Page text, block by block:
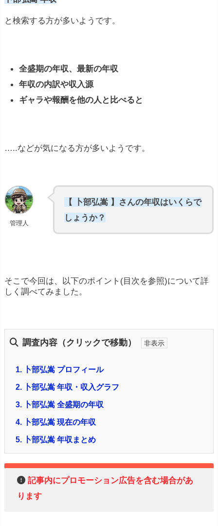
と検索する方が多いようです。
全盛期の年収、最新の年収
年収の内訳や収入源
ギャラや報酬を他の人と比べると
…..などが気になる方が多いようです。
管理人
【 卜部弘嵩 】さんの年収はいくらで
しょうか？
そこで今回は、以下のポイント(目次を参照)について詳
しく調べてみました。
調査内容（クリックで移動）
1. 卜部弘嵩 プロフィール
2. 卜部弘嵩 年収・収入グラフ
3. 卜部弘嵩 全盛期の年収
4. 卜部弘嵩 現在の年収
5. 卜部弘嵩 年収まとめ
記事内にプロモーション広告を含む場合があ
ります